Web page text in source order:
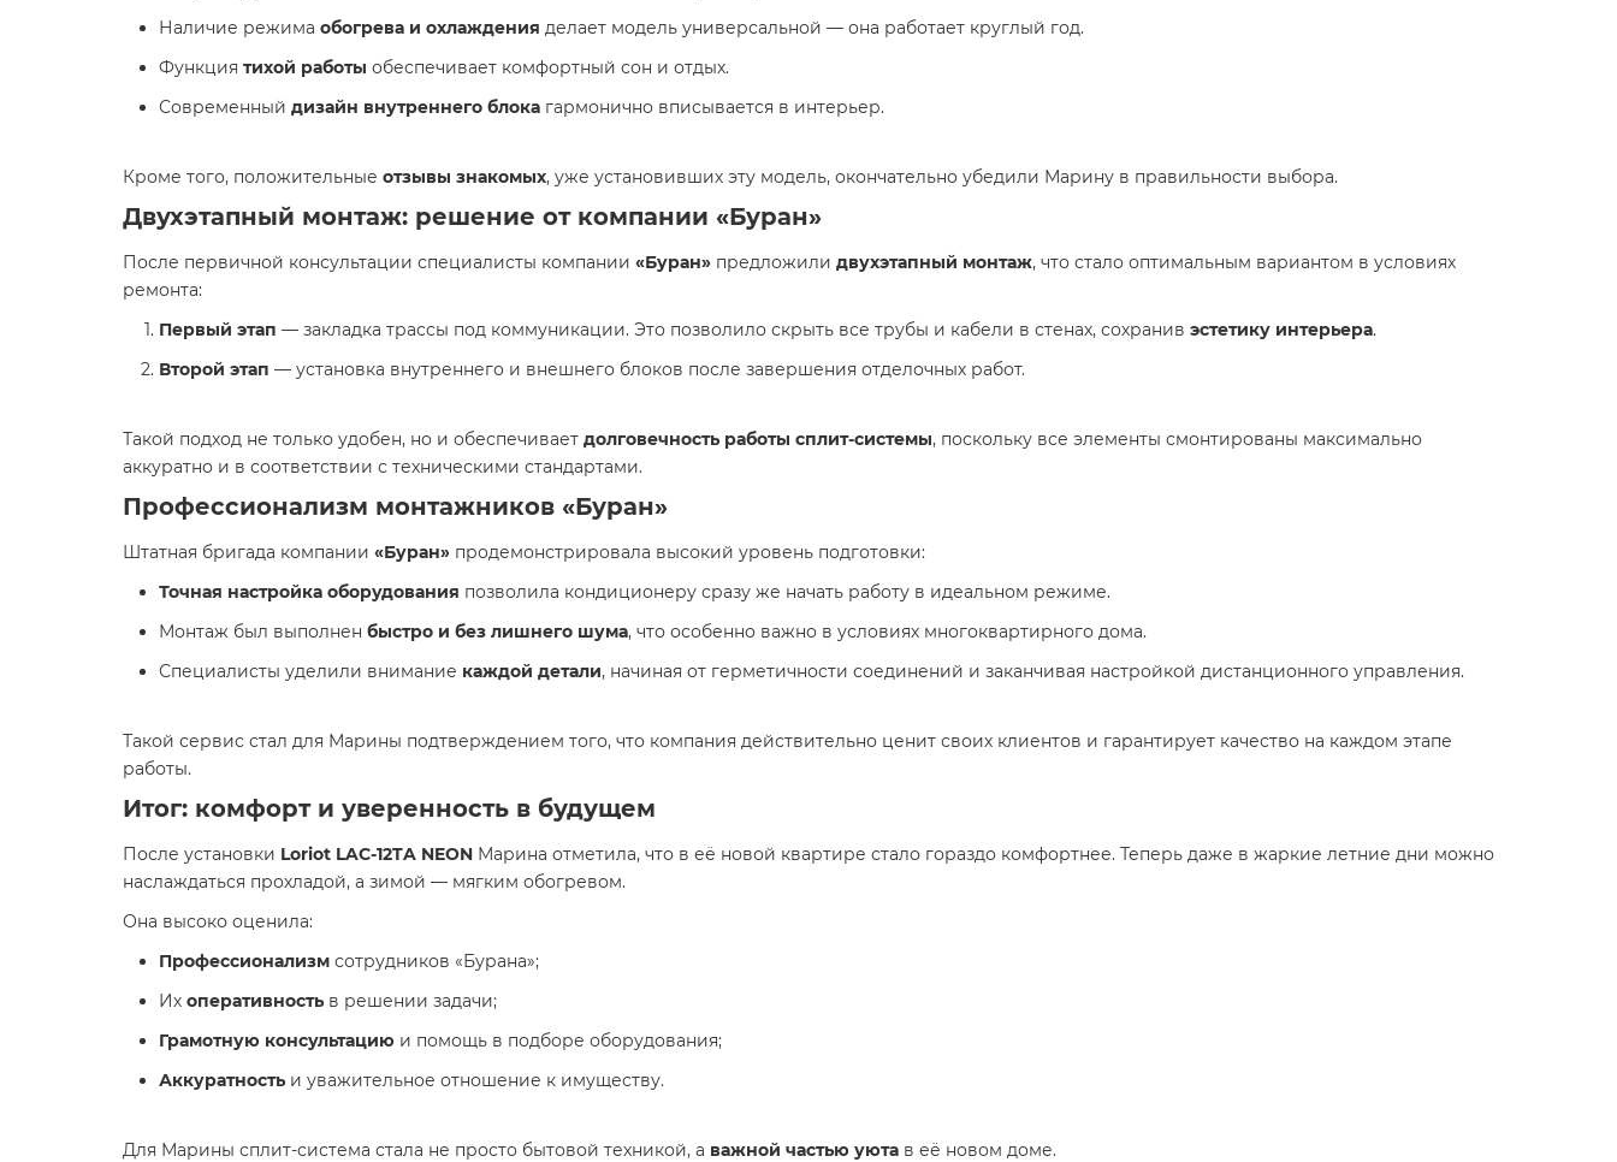
Наличие режима обогрева и охлаждения делает модель универсальной — она работает круглый год.
Функция тихой работы обеспечивает комфортный сон и отдых.
Современный дизайн внутреннего блока гармонично вписывается в интерьер.
Кроме того, положительные отзывы знакомых, уже установивших эту модель, окончательно убедили Марину в правильности выбора.
Двухэтапный монтаж: решение от компании «Буран»
После первичной консультации специалисты компании «Буран» предложили двухэтапный монтаж, что стало оптимальным вариантом в условиях
ремонта:
Первый этап — закладка трассы под коммуникации. Это позволило скрыть все трубы и кабели в стенах, сохранив эстетику интерьера.
Второй этап — установка внутреннего и внешнего блоков после завершения отделочных работ.
Такой подход не только удобен, но и обеспечивает долговечность работы сплит-системы, поскольку все элементы смонтированы максимально
аккуратно и в соответствии с техническими стандартами.
Профессионализм монтажников «Буран»
Штатная бригада компании «Буран» продемонстрировала высокий уровень подготовки:
Точная настройка оборудования позволила кондиционеру сразу же начать работу в идеальном режиме.
Монтаж был выполнен быстро и без лишнего шума, что особенно важно в условиях многоквартирного дома.
Специалисты уделили внимание каждой детали, начиная от герметичности соединений и заканчивая настройкой дистанционного управления.
Такой сервис стал для Марины подтверждением того, что компания действительно ценит своих клиентов и гарантирует качество на каждом этапе
работы.
Итог: комфорт и уверенность в будущем
После установки Loriot LAC-12TA NEON Марина отметила, что в её новой квартире стало гораздо комфортнее. Теперь даже в жаркие летние дни можно
наслаждаться прохладой, а зимой — мягким обогревом.
Она высоко оценила:
Профессионализм сотрудников «Бурана»;
Их оперативность в решении задачи;
Грамотную консультацию и помощь в подборе оборудования;
Аккуратность и уважительное отношение к имуществу.
Для Марины сплит-система стала не просто бытовой техникой, а важной частью уюта в её новом доме.